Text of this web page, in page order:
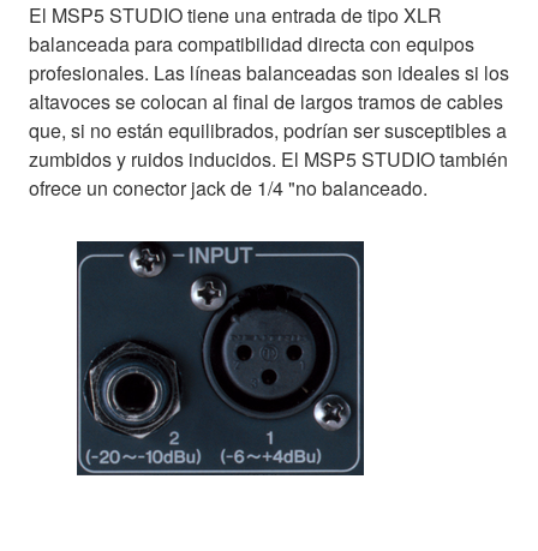
El MSP5 STUDIO tiene una entrada de tipo XLR
balanceada para compatibilidad directa con equipos
profesionales. Las líneas balanceadas son ideales si los
altavoces se colocan al final de largos tramos de cables
que, si no están equilibrados, podrían ser susceptibles a
zumbidos y ruidos inducidos. El MSP5 STUDIO también
ofrece un conector jack de 1/4 "no balanceado.